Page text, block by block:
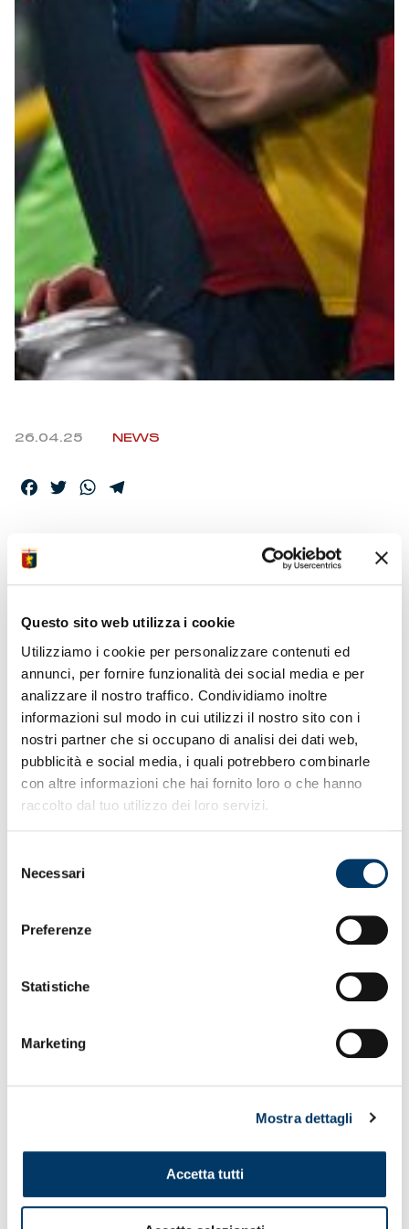
Questo sito web utilizza i cookie
Utilizziamo i cookie per personalizzare contenuti ed
annunci, per fornire funzionalità dei social media e per
analizzare il nostro traffico. Condividiamo inoltre
informazioni sul modo in cui utilizzi il nostro sito con i
nostri partner che si occupano di analisi dei dati web,
pubblicità e social media, i quali potrebbero combinarle
con altre informazioni che hai fornito loro o che hanno
raccolto dal tuo utilizzo dei loro servizi.
delNecessari
Preferenze
Statistiche
Marketing
Mostra dettagli
Accetta tutti
Summer Sale
Accessori
Party
Outlet
Helan x Genoa
Isolani x Genoa
Gift Card Online Store
26.04.25 NEWS
Facebook
TwitterWhatsApp
I GIOCATORI A
DISPOSIZIONE DELLO
STAFF
Sono 23 gli elementi a disposizione dello staff tecnico per